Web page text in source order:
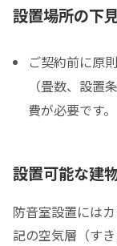
税込価格合計*
防音室の税込総額をご
0
クレジットご利
設置場所の下
ご契約前に原
（畳数、設置
費が必要です。
設置可能な建
防音室設置には
記の空気層（す